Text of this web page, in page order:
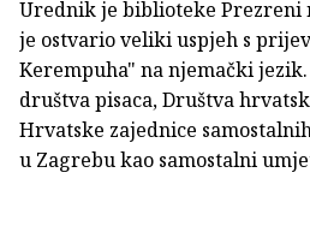
Urednik je biblioteke Prezreni
je ostvario veliki uspjeh s
Kerempuha" na njemački
društva pisaca, Društva
Hrvatske zajednice
u Zagrebu kao samostalni